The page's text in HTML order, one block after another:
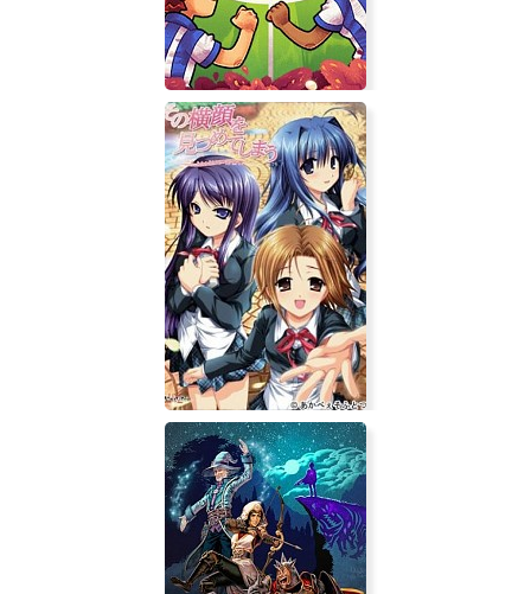
Soccer Story
Sono Yokogao wo Mitsumete